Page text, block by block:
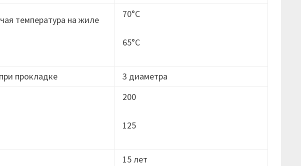
температура на жиле
70°C
65°C
прокладке 3 диаметра
200
125
15 лет